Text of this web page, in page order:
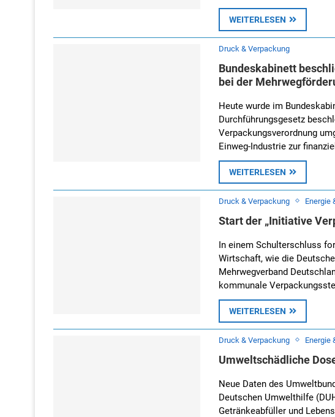
WEITERLESEN
Druck & Verpackung
Bundeskabinett
bei der
Heute wurde im
Durchführungsgesetz
Verpackungsverordnung
Einweg-Industrie zur
WEITERLESEN
Druck & Verpackung Energie
Start der „Initiative
In einem Schulterschluss
Wirtschaft, wie die
Mehrwegverband
kommunale
WEITERLESEN
Druck & Verpackung Energie
Umweltschädliche
Neue Daten des
Deutschen Umwelthilfe
Getränkeabfüller und